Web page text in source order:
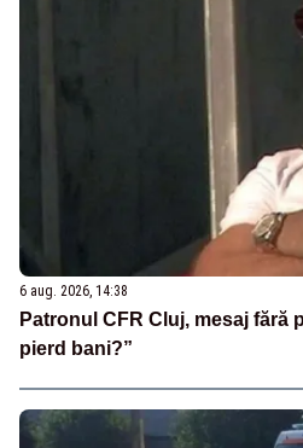
6 aug. 2026, 14:38
Patronul CFR Cluj, mesaj fără
pierd bani?”